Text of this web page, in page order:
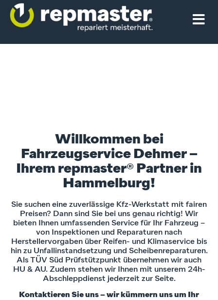
Willkommen bei
Fahrzeugservice Dehmer –
Ihrem repmaster® Partner in
Hammelburg!
Sie suchen eine zuverlässige Kfz-Werkstatt mit fairen
Preisen? Dann sind Sie bei uns genau richtig! Wir
bieten Ihnen umfassenden Service für Ihr Fahrzeug –
von Inspektionen und Reparaturen nach
Herstellervorgaben über Reifen- und Klimaservice bis
hin zu Unfallinstandsetzung und Scheibenreparaturen.
Als TÜV Süd Prüfstützpunkt übernehmen wir auch
HU & AU. Zudem stehen wir Ihnen mit unserem 24h-
Abschleppdienst jederzeit zur Seite.
Kontaktieren Sie uns – wir kümmern uns um Ihr